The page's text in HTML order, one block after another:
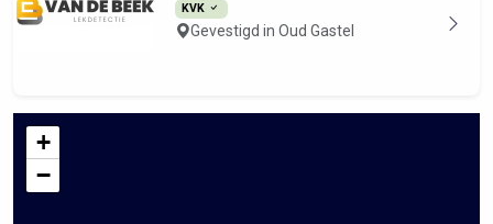
KVK
Gevestigd in Oud Gastel
+
−